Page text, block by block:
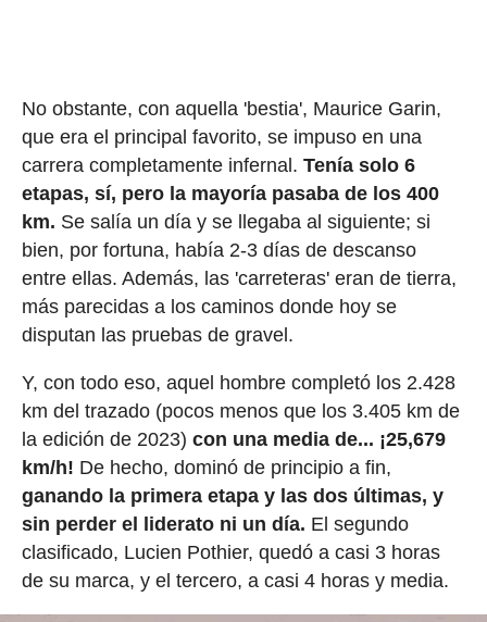
No obstante, con aquella 'bestia', Maurice Garin,
que era el principal favorito, se impuso en una
carrera completamente infernal. Tenía solo 6
etapas, sí, pero la mayoría pasaba de los 400
km. Se salía un día y se llegaba al siguiente; si
bien, por fortuna, había 2-3 días de descanso
entre ellas. Además, las 'carreteras' eran de tierra,
más parecidas a los caminos donde hoy se
disputan las pruebas de gravel.
Y, con todo eso, aquel hombre completó los 2.428
km del trazado (pocos menos que los 3.405 km de
la edición de 2023) con una media de... ¡25,679
km/h! De hecho, dominó de principio a fin,
ganando la primera etapa y las dos últimas, y
sin perder el liderato ni un día. El segundo
clasificado, Lucien Pothier, quedó a casi 3 horas
de su marca, y el tercero, a casi 4 horas y media.